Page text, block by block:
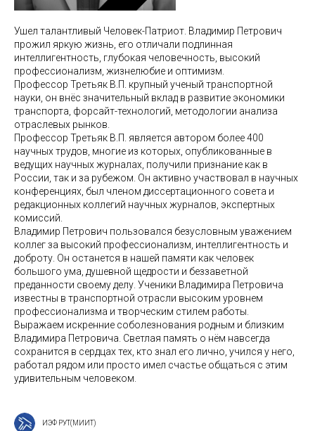
Ушел талантливый Человек-Патриот. Владимир Петрович
прожил яркую жизнь, его отличали подлинная
интеллигентность, глубокая человечность, высокий
профессионализм, жизнелюбие и оптимизм.
Профессор Третьяк В.П. крупный ученый транспортной
науки, он внёс значительный вклад в развитие экономики
транспорта, форсайт-технологий, методологии анализа
отраслевых рынков.
Профессор Третьяк В.П. является автором более 400
научных трудов, многие из которых, опубликованные в
ведущих научных журналах, получили признание как в
России, так и за рубежом. Он активно участвовал в научных
конференциях, был членом диссертационного совета и
редакционных коллегий научных журналов, экспертных
комиссий.
Владимир Петрович пользовался безусловным уважением
коллег за высокий профессионализм, интеллигентность и
доброту. Он останется в нашей памяти как человек
большого ума, душевной щедрости и беззаветной
преданности своему делу. Ученики Владимира Петровича
известны в транспортной отрасли высоким уровнем
профессионализма и творческим стилем работы.
Выражаем искренние соболезнования родным и близким
Владимира Петровича. Светлая память о нём навсегда
сохранится в сердцах тех, кто знал его лично, учился у него,
работал рядом или просто имел счастье общаться с этим
удивительным человеком.
ИЭФ РУТ(МИИТ)